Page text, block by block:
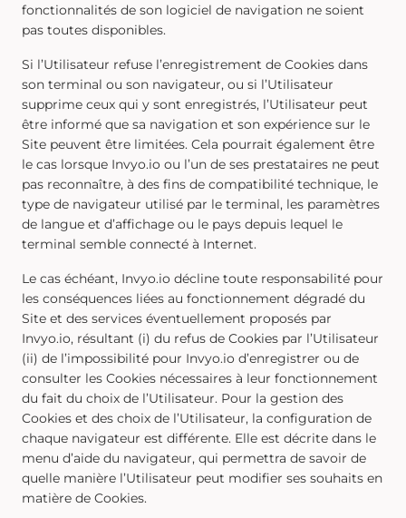
fonctionnalités de son logiciel de navigation ne soient
pas toutes disponibles.
Si l’Utilisateur refuse l’enregistrement de Cookies dans
son terminal ou son navigateur, ou si l’Utilisateur
supprime ceux qui y sont enregistrés, l’Utilisateur peut
être informé que sa navigation et son expérience sur le
Site peuvent être limitées. Cela pourrait également être
le cas lorsque Invyo.io ou l’un de ses prestataires ne peut
pas reconnaître, à des fins de compatibilité technique, le
type de navigateur utilisé par le terminal, les paramètres
de langue et d’affichage ou le pays depuis lequel le
terminal semble connecté à Internet.
Le cas échéant, Invyo.io décline toute responsabilité pour
les conséquences liées au fonctionnement dégradé du
Site et des services éventuellement proposés par
Invyo.io, résultant (i) du refus de Cookies par l’Utilisateur
(ii) de l’impossibilité pour Invyo.io d’enregistrer ou de
consulter les Cookies nécessaires à leur fonctionnement
du fait du choix de l’Utilisateur. Pour la gestion des
Cookies et des choix de l’Utilisateur, la configuration de
chaque navigateur est différente. Elle est décrite dans le
menu d’aide du navigateur, qui permettra de savoir de
quelle manière l’Utilisateur peut modifier ses souhaits en
matière de Cookies.